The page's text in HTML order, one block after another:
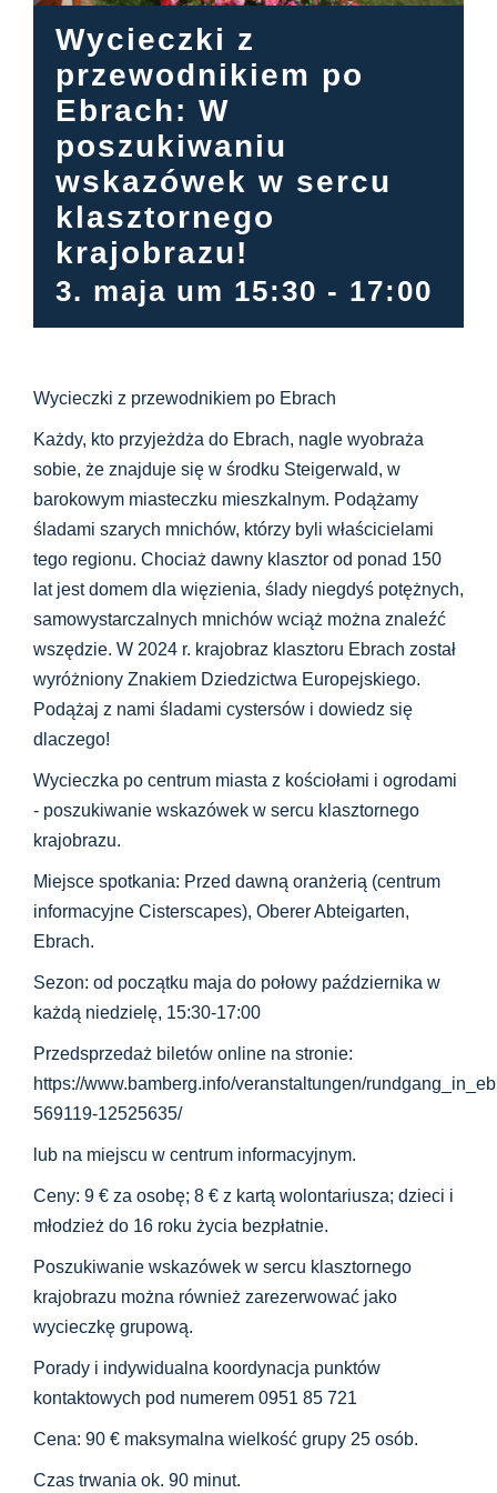
Centrum informacyjne
Pliki do pobrania
Miejsce nauki
Dziedzictwo kulinarne
Łatwy język
Wycieczki z
przewodnikiem po
Ebrach: W
poszukiwaniu
wskazówek w sercu
klasztornego
krajobrazu!
3. maja um 15:30 - 17:00
Wycieczki z przewodnikiem po Ebrach
Każdy, kto przyjeżdża do Ebrach, nagle wyobraża
sobie, że znajduje się w środku Steigerwald, w
barokowym miasteczku mieszkalnym. Podążamy
śladami szarych mnichów, którzy byli właścicielami
tego regionu. Chociaż dawny klasztor od ponad 150
lat jest domem dla więzienia, ślady niegdyś potężnych,
samowystarczalnych mnichów wciąż można znaleźć
wszędzie. W 2024 r. krajobraz klasztoru Ebrach został
wyróżniony Znakiem Dziedzictwa Europejskiego.
Podążaj z nami śladami cystersów i dowiedz się
dlaczego!
Wycieczka po centrum miasta z kościołami i ogrodami
- poszukiwanie wskazówek w sercu klasztornego
krajobrazu.
Miejsce spotkania: Przed dawną oranżerią (centrum
informacyjne Cisterscapes), Oberer Abteigarten,
Ebrach.
Sezon: od początku maja do połowy października w
każdą niedzielę, 15:30-17:00
Przedsprzedaż biletów online na stronie:
https://www.bamberg.info/veranstaltungen/
569119-12525635/
lub na miejscu w centrum informacyjnym.
Ceny: 9 € za osobę; 8 € z kartą wolontariusza; dzieci i
młodzież do 16 roku życia bezpłatnie.
Poszukiwanie wskazówek w sercu klasztornego
krajobrazu można również zarezerwować jako
wycieczkę grupową.
Porady i indywidualna koordynacja punktów
kontaktowych pod numerem 0951 85 721
Cena: 90 € maksymalna wielkość grupy 25 osób.
Czas trwania ok. 90 minut.